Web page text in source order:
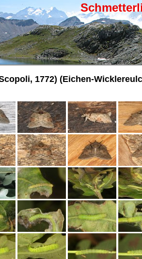
1772) (Eichen-